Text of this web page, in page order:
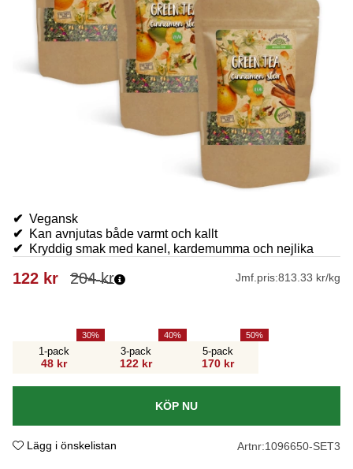
✔ Vegansk
✔ Kan avnjutas både varmt och kallt
✔ Kryddig smak med kanel, kardemumma och nejlika
204kr
122 kr Jmf.pris:813.33 kr/kg
1-pack
48 kr
30
3-pack
122 kr
40
5-pack
170 kr
50
KÖP NU
Lägg i önskelistan Artnr:1096650-SET3